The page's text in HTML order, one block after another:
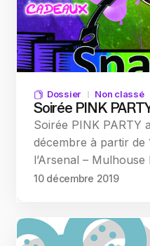
Dossier Non classé
Soirée PINK
Soirée PINK PARTY
décembre à partir de
l’Arsenal –
10 décembre 2019